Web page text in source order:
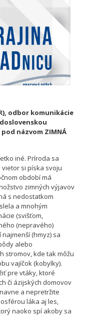
odbor komunikácie
pod názvom ZIMNÁ
iné. Príroda sa
si píska svoju
období má
zimných výjavov
s nedostatkom
a mnohým
(svišťom,
(nepravého)
(hmyz) sa
alebo
stromov, kde tak môžu
vajíčok (kobylky).
pre vtáky, ktoré
či ázijských domovov
a nepretržite
láka aj les,
naoko spí akoby sa